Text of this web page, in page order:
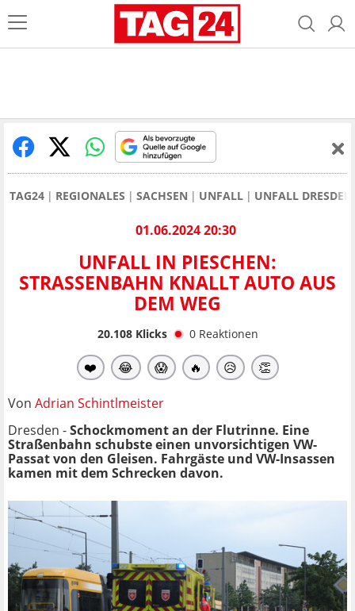
TAG24 REGIONALES SACHSEN UNFALL UNFALL
01.06.2024 20:30
UNFALL IN PIESCHEN:
STRASSENBAHN KNALLT AUTO AUS D
EM WEG
20.108Klicks 0 Reaktionen
❤️ 😂 😱 🔥 😥 👏
Von Adrian Schintlmeister
Dresden -Schockmoment an der Flutrinne. Eine
Straßenbahn schubste einen unvorsichtigen VW-
Passat von den Gleisen. Fahrgäste und VW-Insassen
kamen mit dem Schrecken davon.